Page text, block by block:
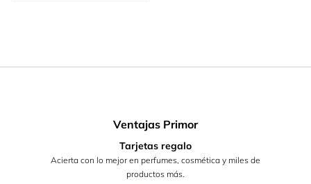
Ventajas Primor
Tarjetas regalo
Acierta con lo mejor en perfumes, cosmética y miles de
productos más.